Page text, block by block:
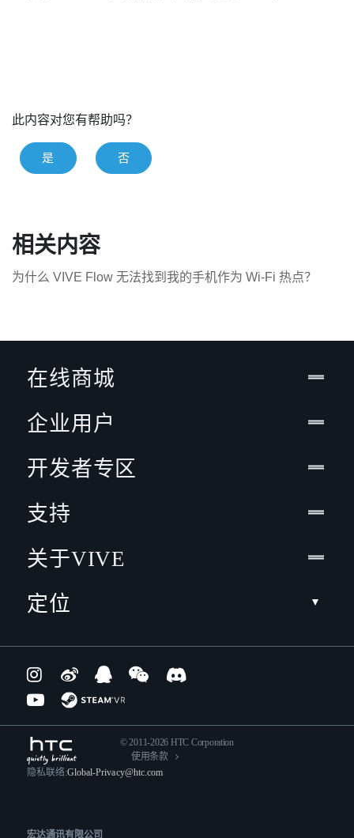
此内容对您有帮助吗？
是 否
相关内容
为什么 VIVE Flow 无法找到我的手机作为 Wi‍-Fi 热点？
在线商城
企业用户
开发者专区
支持
关于VIVE
定位
© 2011-2026 HTC Corporation
使用条款
隐私联络:Global-Privacy@htc.com
宏达通讯有限公司